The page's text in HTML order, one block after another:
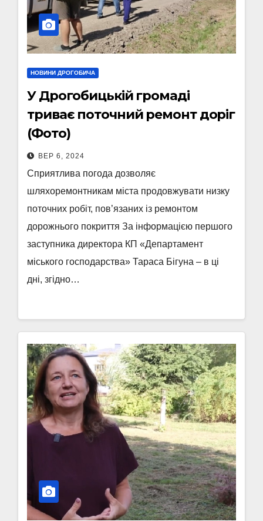
НОВИНИ ДРОГОБИЧА
У Дрогобицькій громаді
триває поточний ремонт доріг
(Фото)
ВЕР 6, 2024
Сприятлива погода дозволяє
шляхоремонтникам міста продовжувати низку
поточних робіт, пов’язаних із ремонтом
дорожнього покриття За інформацією першого
заступника директора КП «Департамент
міського господарства» Тараса Бігуна – в ці
дні, згідно…